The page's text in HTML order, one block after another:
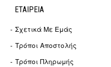
ΕΤΑΙΡΕΊΑ
Σχετικά Με Εμάς
Τρόποι Αποστολής
Τρόποι Πληρωμής